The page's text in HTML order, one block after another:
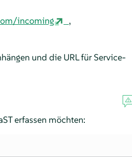
incoming
,
und die URL für Service-
erfassen möchten: